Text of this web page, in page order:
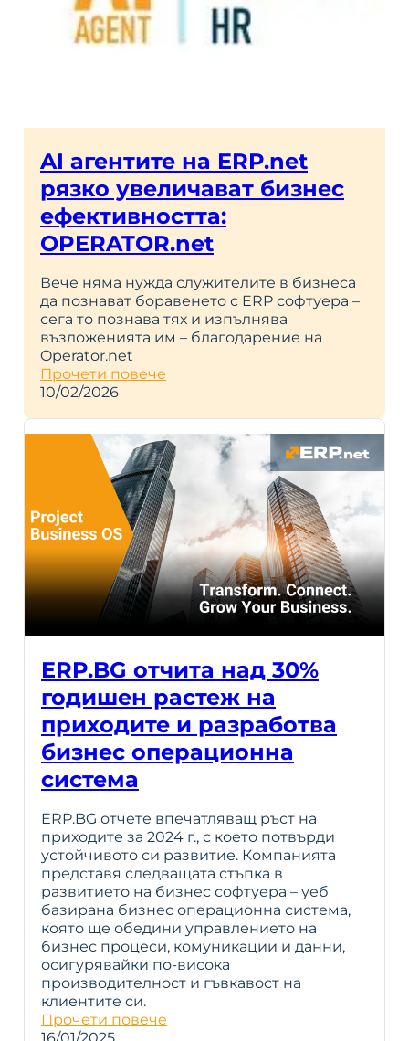
AI агентите на ERP.net
рязко увеличават бизнес
ефективността:
OPERATOR.net
Вече няма нужда служителите в бизнеса
да познават боравенето с ERP софтуера –
сега то познава тях и изпълнява
възложенията им – благодарение на
Operator.net
Прочети повече
10/02/2026
ERP.BG отчита над 30%
годишен растеж на
приходите и разработва
бизнес операционна
система
ERP.BG отчете впечатляващ ръст на
приходите за 2024 г., с което потвърди
устойчивото си развитие. Компанията
представя следващата стъпка в
развитието на бизнес софтуера – уеб
базирана бизнес операционна система,
която ще обедини управлението на
бизнес процеси, комуникации и данни,
осигурявайки по-висока
производителност и гъвкавост на
клиентите си.
Прочети повече